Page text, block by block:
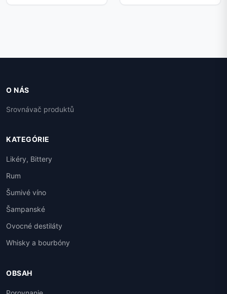
O NÁS
Srovnávač produktů
KATEGÓRIE
Likéry, Bittery
Rum
Šumivé víno
Šampanské
Ovocné destiláty
Whisky a bourbóny
OBSAH